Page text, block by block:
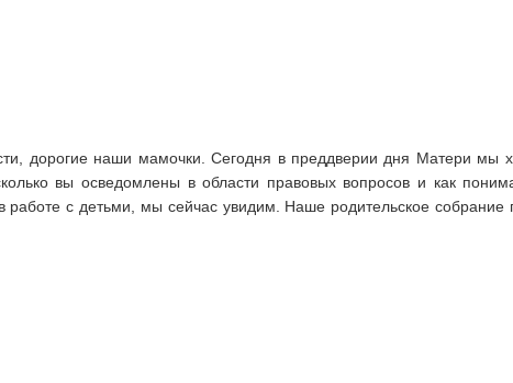
дорогие наши мамочки. Сегодня в преддверии дня Матери мы
вы осведомлены в области правовых вопросов и как
работе с детьми, мы сейчас увидим. Наше родительское